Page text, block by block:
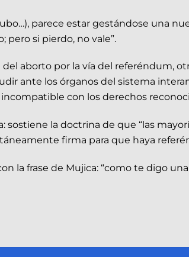
parece estar gestándose una
pero si pierdo, no vale”.
aborto por la vía del referéndum,
ante los órganos del sistema
con los derechos
sostiene la doctrina de que “las
firma para que haya
la frase de Mujica: “como te digo